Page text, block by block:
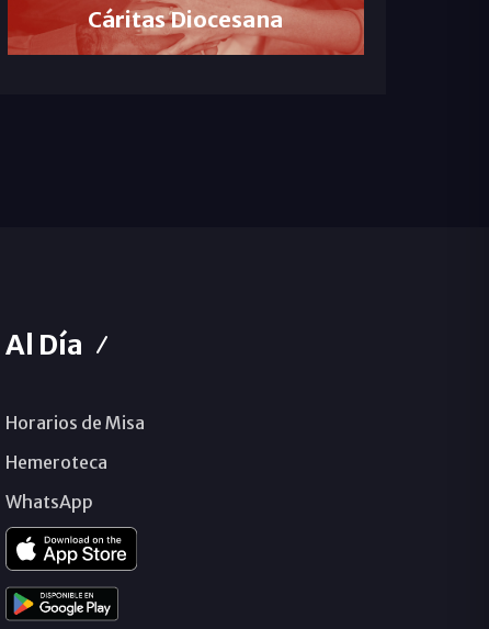
Cáritas Diocesana
Al Día
Horarios de Misa
Hemeroteca
WhatsApp